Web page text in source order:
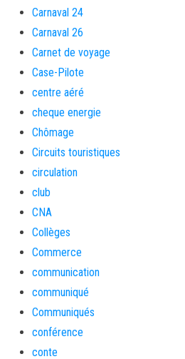
Carnaval 24
Carnaval 26
Carnet de voyage
Case-Pilote
centre aéré
cheque energie
Chômage
Circuits touristiques
circulation
club
CNA
Collèges
Commerce
communication
communiqué
Communiqués
conférence
conte